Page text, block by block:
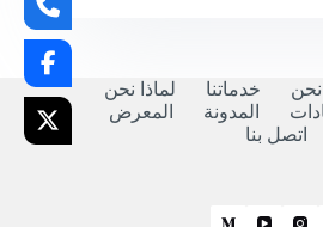
خدماتنا
لماذا نحن
المدونة
المعرض
اتصل بنا